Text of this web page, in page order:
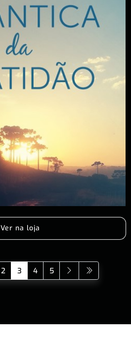
Ver na loja
2 3 4 5